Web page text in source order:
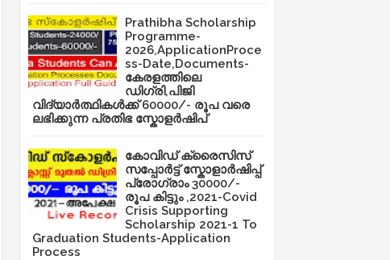
Prathibha Scholarship
Programme-
2026,ApplicationProce
ss-Date,Documents-
കേരളത്തിലെ
ഡിഗ്രി,പിജി
വിദ്യാർത്ഥികൾക്ക് 60000/- രൂപ വരെ
ലഭിക്കുന്ന പ്രതിഭ സ്കോളർഷിപ്
കോവിഡ് ക്രൈസിസ്
സപ്പോർട്ട് സ്കോളാർഷിപ്പ്
പ്രോഗ്രാം 30000/-
രൂപ കിട്ടും ,2021-Covid
Crisis Supporting
Scholarship 2021-1 To
Graduation Students-Application
Process